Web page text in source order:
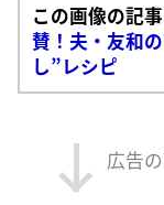
この画像の記
賛！夫・友和
し”レシピ
広告